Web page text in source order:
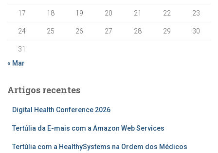
17 18 19 20 21 22 23
24 25 26 27 28 29 30
31
« Mar
Artigos recentes
Digital Health Conference 2026
Tertúlia da E-mais com a Amazon Web Services
Tertúlia com a HealthySystems na Ordem dos Médicos